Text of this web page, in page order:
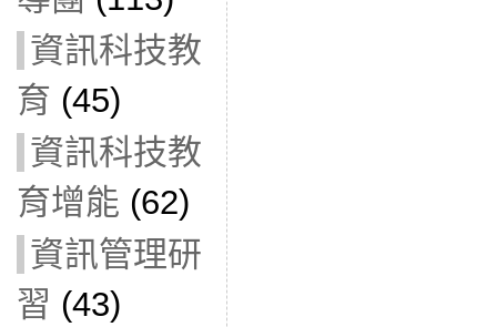
資訊科技教
育 (45)
資訊科技教
育增能 (62)
資訊管理研
習 (43)